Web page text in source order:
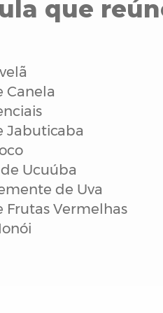
que
Canela
Jabuticaba
Ucuúba
de Uva
Frutas Vermelhas